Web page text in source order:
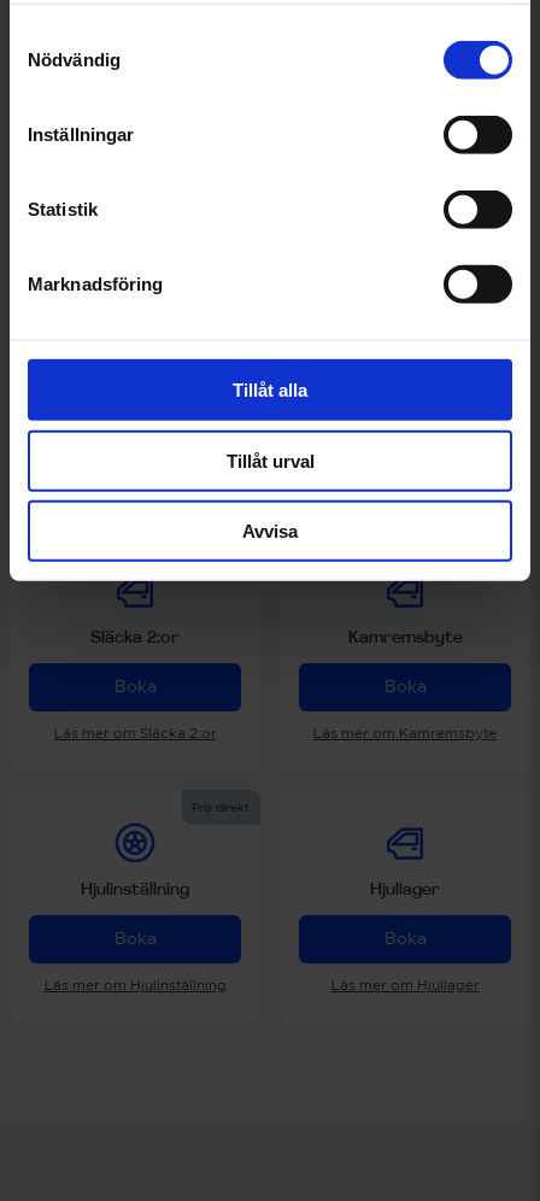
Nödvändig
Inställningar
Statistik
Marknadsföring
Tillåt alla
Tillåt urval
Avvisa
Felsökning
Läs mer om Felsökning
Boka Boka
Släcka 2:or
Boka
Läs mer om Släcka 2:or
Kamremsbyte
Boka
Läs mer om Kamremsbyte
Pris direkt
Hjulinställning
Boka
Läs mer om Hjulinställning
Hjullager
Boka
Läs mer om Hjullager